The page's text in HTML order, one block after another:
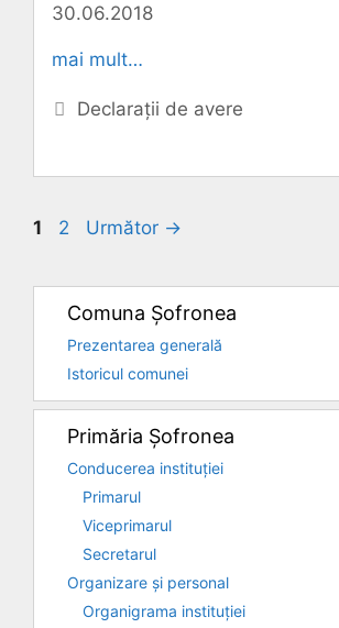
30.06.2018
mai mult…
Categorii
Declarații de avere
Pagina
1 Pagina
2 Următor →
Comuna Șofronea
Prezentarea generală
Istoricul comunei
Primăria Șofronea
Conducerea instituției
Primarul
Viceprimarul
Secretarul
Organizare și personal
Organigrama instituției